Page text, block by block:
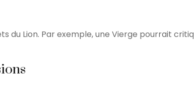
Lion. Par exemple, une Vierge pourrait